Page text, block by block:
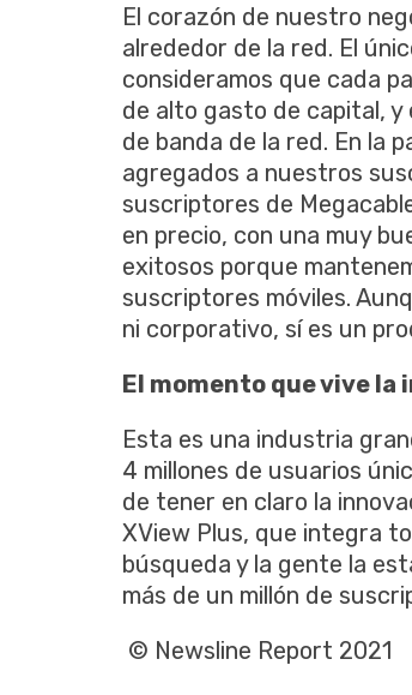
El corazón de nuestro
alrededor de la red. El
consideramos que cada
de alto gasto de capital,
de banda de la red. En la
agregados a nuestros
suscriptores de
en precio, con una muy
exitosos porque
suscriptores móviles.
ni corporativo, sí es un
El momento que vive la
Esta es una industria
4 millones de usuarios
de tener en claro la
XView Plus, que integra
búsqueda y la gente la
más de un millón de
© Newsline Report 2021